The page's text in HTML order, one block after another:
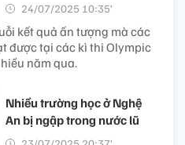
24/07/2025 10:35’
kết quả ấn tượng mà các
được tại các kì thi Olympic
năm qua.
Nhiều trường học ở Nghệ
An bị ngập trong nước lũ